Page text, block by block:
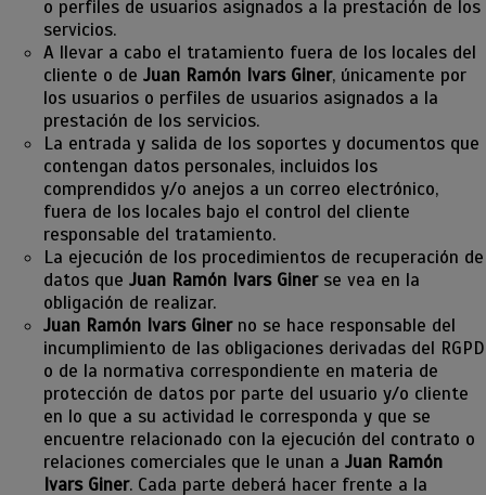
o perfiles de usuarios asignados a la prestación de los
servicios.
A llevar a cabo el tratamiento fuera de los locales del
cliente o de Juan Ramón Ivars Giner, únicamente por
los usuarios o perfiles de usuarios asignados a la
prestación de los servicios.
La entrada y salida de los soportes y documentos que
contengan datos personales, incluidos los
comprendidos y/o anejos a un correo electrónico,
fuera de los locales bajo el control del cliente
responsable del tratamiento.
La ejecución de los procedimientos de recuperación de
datos que Juan Ramón Ivars Ginerse vea en la
obligación de realizar.
Juan Ramón Ivars Ginerno se hace responsable del
incumplimiento de las obligaciones derivadas del RGPD
o de la normativa correspondiente en materia de
protección de datos por parte del usuario y/o cliente
en lo que a su actividad le corresponda y que se
encuentre relacionado con la ejecución del contrato o
relaciones comerciales que le unan a Juan Ramón
Ivars Giner. Cada parte deberá hacer frente a la